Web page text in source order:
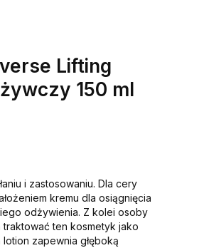
Lifting
150 ml
i zastosowaniu. Dla cery
kremu dla osiągnięcia
odżywienia. Z kolei osoby
ten kosmetyk jako
zapewnia głęboką